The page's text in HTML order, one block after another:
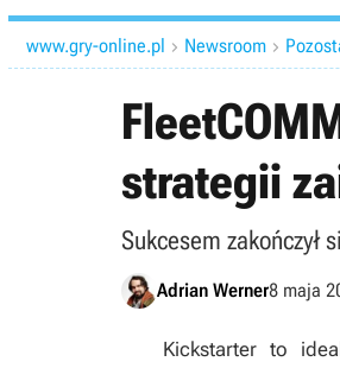
www.gry-online.pl  Newsroom 
strategii
Sukcesem zakończył
Adrian Werner8 maja
Kickstarter to